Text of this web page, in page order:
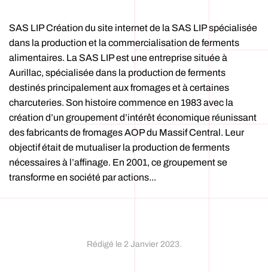
SAS LIP Création du site internet de la SAS LIP spécialisée
dans la production et la commercialisation de ferments
alimentaires. La SAS LIP est une entreprise située à
Aurillac, spécialisée dans la production de ferments
destinés principalement aux fromages et à certaines
charcuteries. Son histoire commence en 1983 avec la
création d’un groupement d’intérêt économique réunissant
des fabricants de fromages AOP du Massif Central. Leur
objectif était de mutualiser la production de ferments
nécessaires à l’affinage. En 2001, ce groupement se
transforme en société par actions...
Rédigé le 2 Janvier 2023.